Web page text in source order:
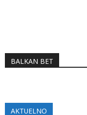
BALKAN BET
AKTUELNO